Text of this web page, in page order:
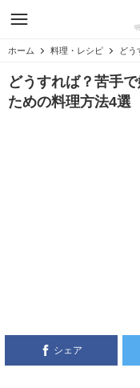
ホーム 料理・レシピ
どうすれば？苦手
ための料理方法4選
シェア